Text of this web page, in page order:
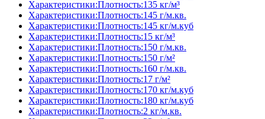
Характеристики:Плотность:135 кг/м³
Характеристики:Плотность:145 г/м.кв.
Характеристики:Плотность:145 кг/м.куб
Характеристики:Плотность:15 кг/м³
Характеристики:Плотность:150 г/м.кв.
Характеристики:Плотность:150 г/м²
Характеристики:Плотность:160 г/м.кв.
Характеристики:Плотность:17 г/м²
Характеристики:Плотность:170 кг/м.куб
Характеристики:Плотность:180 кг/м.куб
Характеристики:Плотность:2 кг/м.кв.